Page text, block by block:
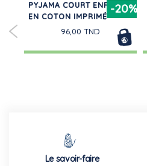
-20%
PYJAMA COURT ENFANT
EN COTON IMPRIMÉ
96,00 TND
Le savoir-faire